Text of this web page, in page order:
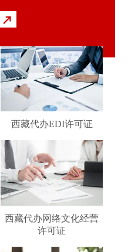
西藏代办EDI许可证
西藏代办网络文化经营
许可证